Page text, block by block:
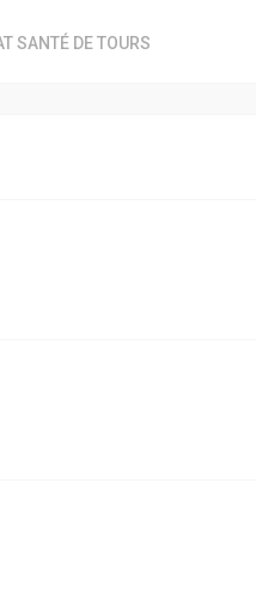
SANTÉ DE TOURS